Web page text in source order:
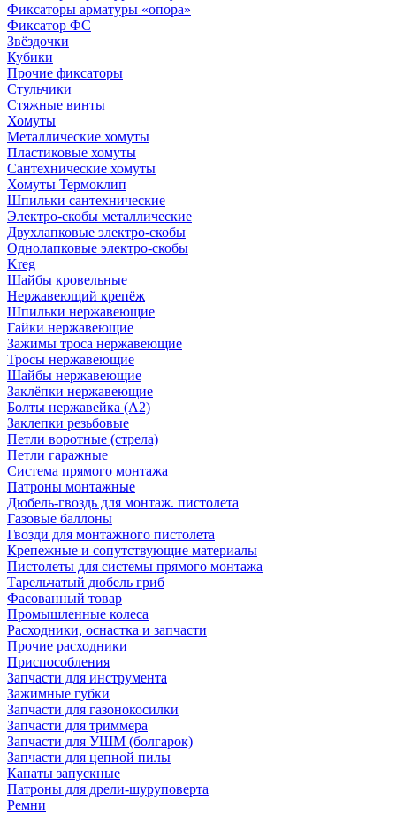
Фиксаторы арматуры «опора»
Фиксатор ФС
Звёздочки
Кубики
Прочие фиксаторы
Стульчики
Стяжные винты
Хомуты
Металлические хомуты
Пластиковые хомуты
Сантехнические хомуты
Хомуты Термоклип
Шпильки сантехнические
Электро-скобы металлические
Двухлапковые электро-скобы
Однолапковые электро-скобы
Kreg
Шайбы кровельные
Нержавеющий крепёж
Шпильки нержавеющие
Гайки нержавеющие
Зажимы троса нержавеющие
Тросы нержавеющие
Шайбы нержавеющие
Заклёпки нержавеющие
Болты нержавейка (А2)
Заклепки резьбовые
Петли воротные (стрела)
Петли гаражные
Система прямого монтажа
Патроны монтажные
Дюбель-гвоздь для монтаж. пистолета
Газовые баллоны
Гвозди для монтажного пистолета
Крепежные и сопутствующие материалы
Пистолеты для системы прямого монтажа
Тарельчатый дюбель гриб
Фасованный товар
Промышленные колеса
Расходники, оснастка и запчасти
Прочие расходники
Приспособления
Запчасти для инструмента
Зажимные губки
Запчасти для газонокосилки
Запчасти для триммера
Запчасти для УШМ (болгарок)
Запчасти для цепной пилы
Канаты запускные
Патроны для дрели-шуруповерта
Ремни